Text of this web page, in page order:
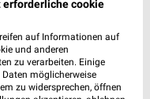
cookie
auf Informationen auf
und anderen
zu verarbeiten. Einige
möglicherweise
zu widersprechen, öffnen